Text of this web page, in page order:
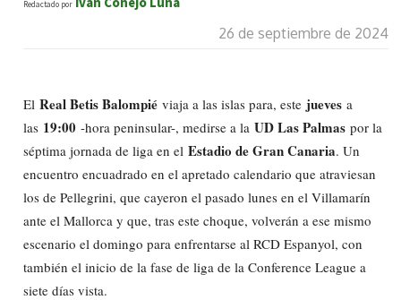
Redactado por
26 de septiembre de 2024
El Real Betis Balompié viaja a las islas para, este jueves a
las 19:00 -hora peninsular-, medirse a la UD Las Palmas por la
séptima jornada de liga en el Estadio de Gran Canaria. Un
encuentro encuadrado en el apretado calendario que atraviesan
los de Pellegrini, que cayeron el pasado lunes en el Villamarín
ante el Mallorca y que, tras este choque, volverán a ese mismo
escenario el domingo para enfrentarse al RCD Espanyol, con
también el inicio de la fase de liga de la Conference League a
siete días vista.